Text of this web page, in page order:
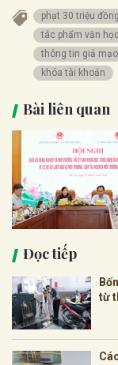
phạt 30 triệu đồng
tác phẩm văn học
thông tin giả mạo
khóa tài khoản
Bài liên quan
Đọc tiếp
từ